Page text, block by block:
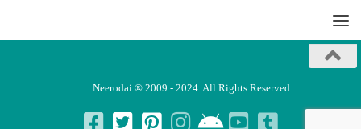
Neerodai ® 2009 - 2024. All Rights Reserved.